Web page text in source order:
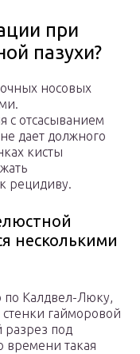
при
пазухи?
носовых
с отсасыванием
дает должного
кисты
рецидиву.
несколькими
по Калдвел-Люку,
гайморовой
разрез под
времени такая